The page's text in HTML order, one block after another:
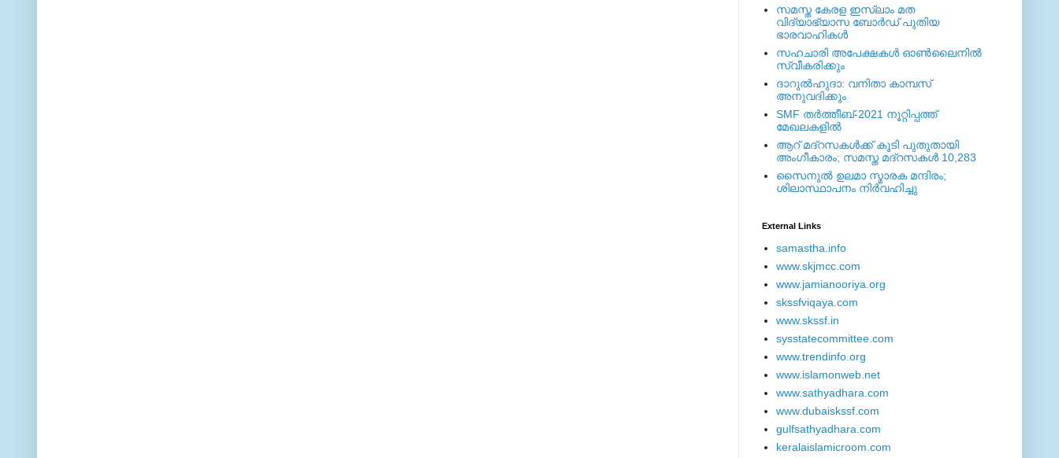
സമസ്ത കേരള ഇസ്ലാം മത
വിദ്യാഭ്യാസ ബോര്‍ഡ് പുതിയ
ഭാരവാഹികള്‍
സഹചാരി അപേക്ഷകൾ ഓൺലൈനിൽ
സ്വീകരിക്കും
ദാറുല്‍ഹുദാ: വനിതാ കാമ്പസ്
അനുവദിക്കും
SMF തര്‍ത്തീബ്-2021 നൂറ്റിപ്പത്ത്
മേഖലകളില്‍
ആറ് മദ്റസകള്‍ക്ക് കൂടി പുതുതായി
അംഗീകാരം; സമസ്ത മദ്റസകള്‍ 10,283
സൈനുല്‍ ഉലമാ സ്മാരക മന്ദിരം;
ശിലാസ്ഥാപനം നിര്‍വഹിച്ചു
External ‎Links
samastha.info
www.skjmcc.com
www.jamianooriya.org
skssfviqaya.com
www.skssf.in
sysstatecommittee.com
www.trendinfo.org
www.islamonweb.net
www.sathyadhara.com
www.dubaiskssf.com
gulfsathyadhara.com
keralaislamicroom.com